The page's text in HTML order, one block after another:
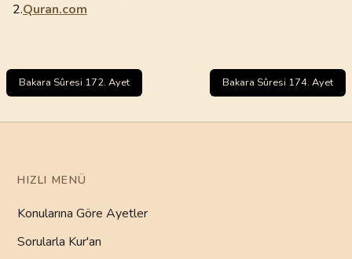
2.Quran.com
Bakara Sûresi 172. Ayet Bakara Sûresi 174. Ayet
HIZLI MENÜ
Konularına Göre Ayetler
Sorularla Kur'an